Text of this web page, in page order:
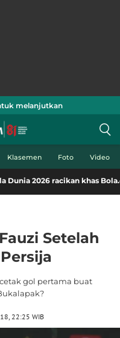
melanjutkan
Klasemen Foto Video
racikan khas Bola.com. Klik
Setelah
gol pertama buat
22:25 WIB